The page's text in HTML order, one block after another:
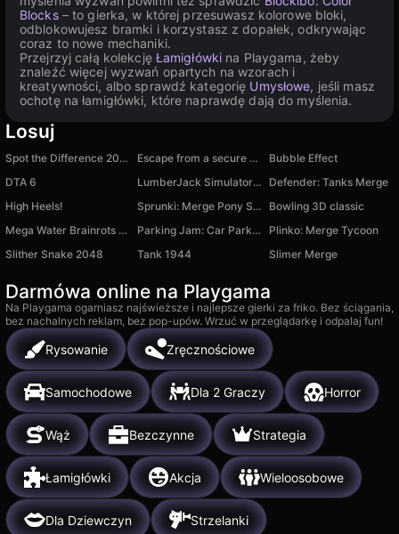
Blocks– to gierka, w której przesuwasz kolorowe bloki,
odblokowujesz bramki i korzystasz z dopałek, odkrywając
coraz to nowe mechaniki.
Przejrzyj całą kolekcję Łamigłówki na Playgama, żeby
znaleźć więcej wyzwań opartych na wzorach i
kreatywności, albo sprawdź kategorię Umysłowe, jeśli masz
ochotę na łamigłówki, które naprawdę dają do myślenia.
Losuj
Spot the Difference 2024 Escape from a secure prison 3D
Bubble Effect
DTA 6
LumberJack Simulator 3D
Defender: Tanks Merge
High Heels!
Sprunki: Merge Pony Sprunki
Bowling 3D classic
Mega Water Brainrots Online
Parking Jam: Car Parking
Plinko: Merge Tycoon
Slither Snake 2048
Tank 1944 Slimer Merge
Darmówa online na Playgama
Na Playgama ogarniasz najświeższe i najlepsze gierki za friko. Bez ściągania,
bez nachalnych reklam, bez pop-upów. Wrzuć w przeglądarkę i odpalaj fun!
Rysowanie Zręcznościowe
Samochodowe Dla 2 Graczy Horror
Wąż Bezczynne Strategia
Łamigłówki Akcja Wieloosobowe
Dla Dziewczyn Strzelanki